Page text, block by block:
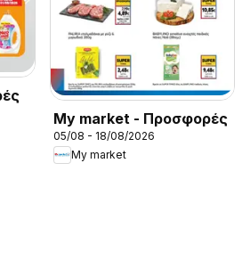
My market - Προσφορές
05/08 - 18/08/2026
My market